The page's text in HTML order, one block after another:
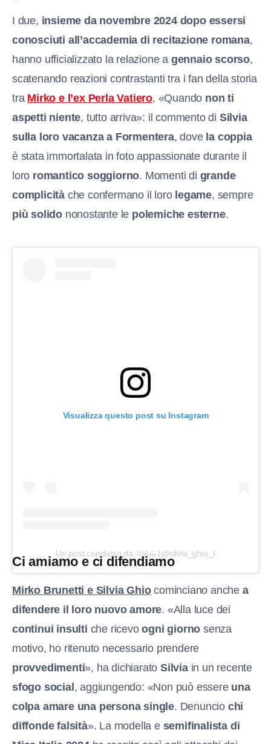
I due, insieme da novembre 2024 dopo essersi
conosciuti all’accademia di recitazione romana,
hanno ufficializzato la relazione a gennaio scorso,
scatenando reazioni contrastanti tra i fan della storia
tra Mirko e l’ex Perla Vatiero. «Quando non ti
aspetti niente, tutto arriva»: il commento di Silvia
sulla loro vacanza a Formentera, dove la coppia
è stata immortalata in foto appassionate durante il
loro romantico soggiorno. Momenti di grande
complicità che confermano il loro legame, sempre
più solido nonostante le polemiche esterne.
Visualizza questo post su Instagram
Un post condiviso da 𝒮𝒾𝓁𝓋𝒾𝒶 (@silvia_ghio_)
Ci amiamo e ci difendiamo
Mirko Brunetti e Silvia Ghiocominciano anche a
difendere il loro nuovo amore. «Alla luce dei
continui insulti che ricevoogni giorno senza
motivo, ho ritenuto necessario prendere
provvedimenti», ha dichiaratoSilviain un recente
sfogo social, aggiungendo: «Non può essere una
colpa amare una persona single. Denuncio chi
diffonde falsità». La modella e semifinalista di